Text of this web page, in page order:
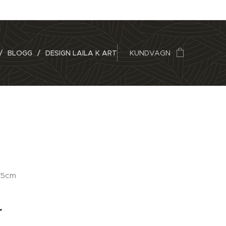
BLOGG DESIGN LAILA K ART KUNDVAGN